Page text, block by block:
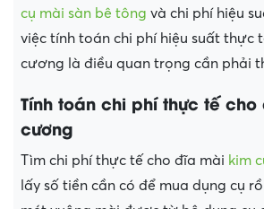
cụ mài sàn bê tông và chi phí hiệu
việc tính toán chi phí hiệu suất thực
cương là điều quan trọng cần phải
Tính toán chi phí thực tế
cương
Tìm chi phí thực tế cho đĩa mài kim
lấy số tiền cần có để mua dụng cụ